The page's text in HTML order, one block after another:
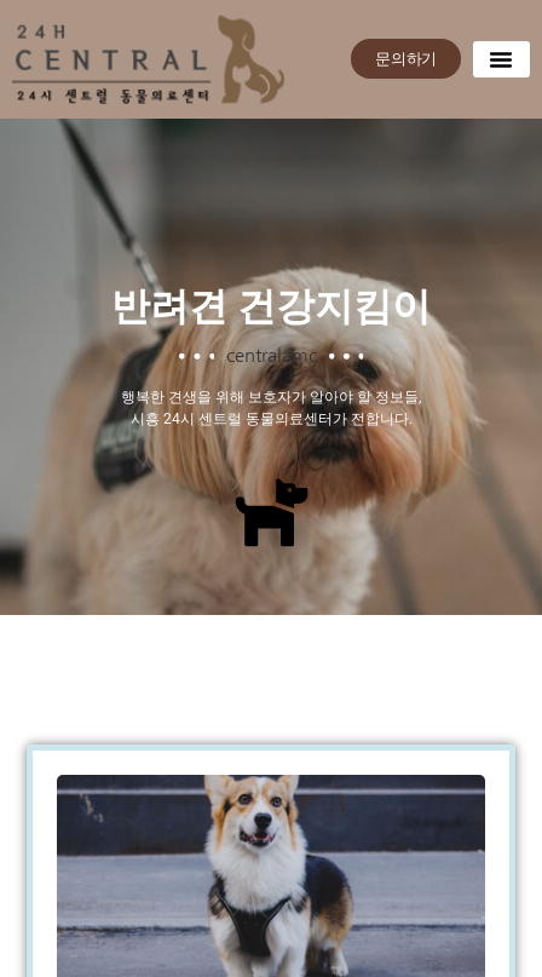
문의하기
반려견 건강지킴이
centralamc
행복한 견생을 위해 보호자가 알아야 할 정보들,
시흥 24시 센트럴 동물의료센터가 전합니다.